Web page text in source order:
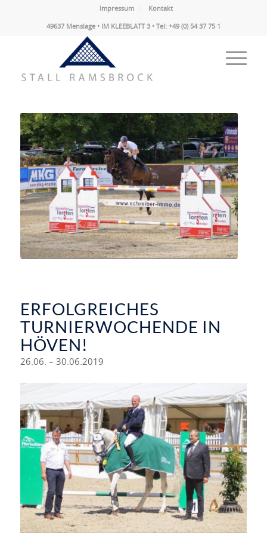
Impressum Kontakt
49637 Menslage • IM KLEEBLATT 3 • Tel: +49 (0) 54 37 75 1
ERFOLGREICHES
TURNIERWOCHENDE IN
HÖVEN!
26.06. – 30.06.2019